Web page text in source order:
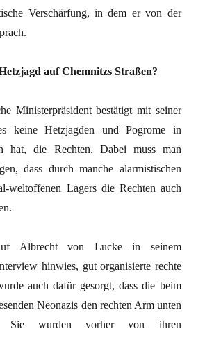
Verschärfung, in dem er von der
auf Chemnitzs Straßen?
Ministerpräsident bestätigt mit seiner
keine Hetzjagden und Pogrome in
hat, die Rechten. Dabei muss man
dass durch manche alarmistischen
weltoffenen Lagers die Rechten auch
Albrecht von Lucke in seinem
hinwies, gut organisierte rechte
auch dafür gesorgt, dass die beim
Neonazis den rechten Arm unten
Sie wurden vorher von ihren